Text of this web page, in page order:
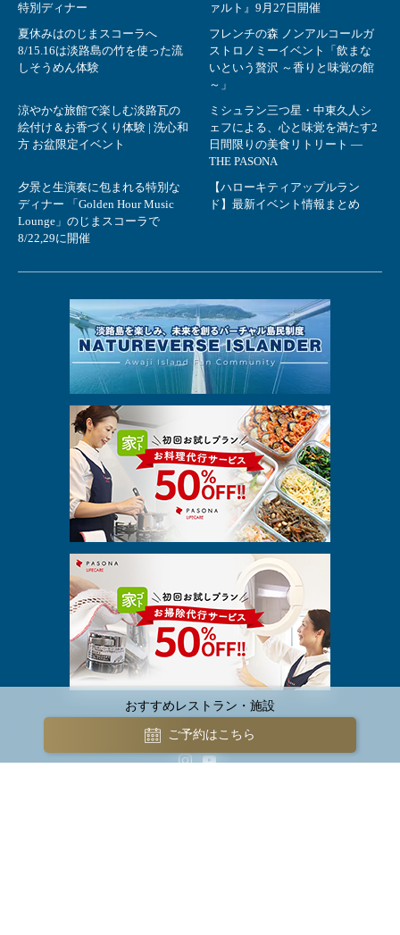
特別ディナー
ァルト』9月27日開催
夏休みはのじまスコーラへ
8/15.16は淡路島の竹を使った流
しそうめん体験
フレンチの森 ノンアルコールガ
ストロノミーイベント「飲まな
いという贅沢 ～香りと味覚の館
～」
涼やかな旅館で楽しむ淡路瓦の
絵付け＆お香づくり体験 | 洗心和
方 お盆限定イベント
ミシュラン三つ星・中東久人シ
ェフによる、心と味覚を満たす2
日間限りの美食リトリート ―
THE PASONA
夕景と生演奏に包まれる特別な
ディナー 「Golden Hour Music
Lounge」のじまスコーラで
8/22,29に開催
【ハローキティアップルラン
ド】最新イベント情報まとめ
おすすめレストラン・施設
ご予約はこちら